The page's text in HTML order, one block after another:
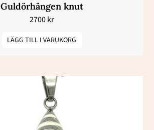
Guldörhängen knut
2700kr
LÄGG TILL I VARUKORG